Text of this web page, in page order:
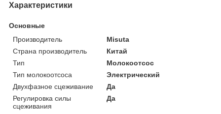
Характеристики
Основные
Производитель
Misuta
Страна производитель
Китай
Тип
Молокоотсос
Тип молокоотсоса
Электрический
Двухфазное сцеживание
Да
Регулировка силы
сцеживания
Да